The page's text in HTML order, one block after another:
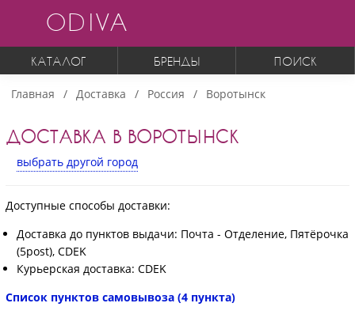
ODIVA
КАТАЛОГ БРЕНДЫ ПОИСК
Главная Доставка Россия Воротынск
ДОСТАВКА В ВОРОТЫНСК
выбрать другой город
Доступные способы доставки:
Доставка до пунктов выдачи: Почта - Отделение, Пятёрочка
(5post), CDEK
Курьерская доставка: CDEK
Список пунктов самовывоза (4 пункта)